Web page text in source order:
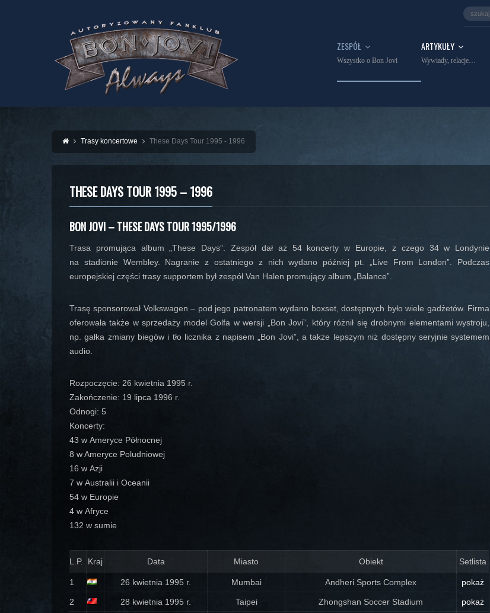
ZESPÓŁ
Wszystko o Bon Jovi
ARTYKUŁY
Wywiady, relacje…
Trasy koncertowe These Days Tour 1995 - 1996
THESE DAYS TOUR 1995 – 1996
BON JOVI – THESE DAYS TOUR 1995/1996
Trasa promująca album „These Days”. Zespół dał aż 54 koncerty w Europie, z czego 34 w Londynie
na stadionie Wembley. Nagranie z ostatniego z nich wydano później pt. „Live From London”. Podczas
europejskiej części trasy supportem był zespół Van Halen promujący album „Balance”.
Trasę sponsorował Volkswagen – pod jego patronatem wydano boxset, dostępnych było wiele gadżetów. Firma
oferowała także w sprzedaży model Golfa w wersji „Bon Jovi”, który różnił się drobnymi elementami wystroju,
np. gałka zmiany biegów i tło licznika z napisem „Bon Jovi”, a także lepszym niż dostępny seryjnie systemem
audio.
Rozpoczęcie: 26 kwietnia 1995 r.
Zakończenie: 19 lipca 1996 r.
Odnogi: 5
Koncerty:
43 w Ameryce Północnej
8 w Ameryce Poludniowej
16 w Azji
7 w Australii i Oceanii
54 w Europie
4 w Afryce
132 w sumie
L.P. Kraj Data Miasto Obiekt Setlista
1 26 kwietnia 1995 r. Mumbai Andheri Sports Complex pokaż
2 28 kwietnia 1995 r. Taipei Zhongshan Soccer Stadium pokaż